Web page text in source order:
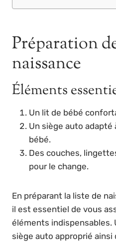
Préparation
naissance
Éléments
Un lit de bébé
Un siège auto adapté
bébé.
Des couches,
pour le change.
En préparant la liste de
il est essentiel de vous
éléments indispensables.
siège auto approprié